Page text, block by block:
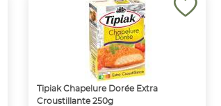
Tipiak Chapelure Dorée Extra
Croustillante 250g